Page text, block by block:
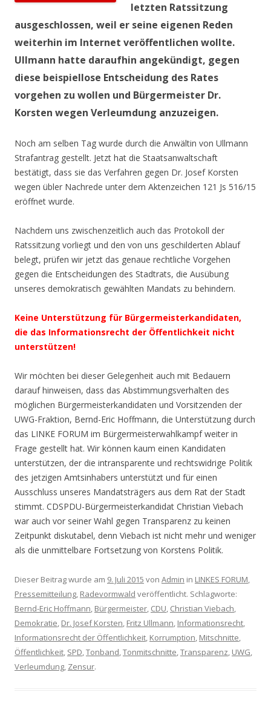
letzten Ratssitzung
ausgeschlossen, weil er seine eigenen Reden
weiterhin im Internet veröffentlichen wollte.
Ullmann hatte daraufhin angekündigt, gegen
diese beispiellose Entscheidung des Rates
vorgehen zu wollen und Bürgermeister Dr.
Korsten wegen Verleumdung anzuzeigen.
Noch am selben Tag wurde durch die Anwältin von Ullmann
Strafantrag gestellt. Jetzt hat die Staatsanwaltschaft
bestätigt, dass sie das Verfahren gegen Dr. Josef Korsten
wegen übler Nachrede unter dem Aktenzeichen 121 Js 516/15
eröffnet wurde.
Nachdem uns zwischenzeitlich auch das Protokoll der
Ratssitzung vorliegt und den von uns geschilderten Ablauf
belegt, prüfen wir jetzt das genaue rechtliche Vorgehen
gegen die Entscheidungen des Stadtrats, die Ausübung
unseres demokratisch gewählten Mandats zu behindern.
Keine Unterstützung für Bürgermeisterkandidaten,
die das Informationsrecht der Öffentlichkeit nicht
unterstützen!
Wir möchten bei dieser Gelegenheit auch mit Bedauern
darauf hinweisen, dass das Abstimmungsverhalten des
möglichen Bürgermeisterkandidaten und Vorsitzenden der
UWG-Fraktion, Bernd-Eric Hoffmann, die Unterstützung durch
das LINKE FORUM im Bürgermeisterwahlkampf weiter in
Frage gestellt hat. Wir können kaum einen Kandidaten
unterstützen, der die intransparente und rechtswidrige Politik
des jetzigen Amtsinhabers unterstützt und für einen
Ausschluss unseres Mandatsträgers aus dem Rat der Stadt
stimmt. CDSPDU-Bürgermeisterkandidat Christian Viebach
war auch vor seiner Wahl gegen Transparenz zu keinen
Zeitpunkt diskutabel, denn Viebach ist nicht mehr und weniger
als die unmittelbare Fortsetzung von Korstens Politik.
Dieser Beitrag wurde am 9. Juli 2015 von Admin in LINKES FORUM,
Pressemitteilung, Radevormwald veröffentlicht. Schlagworte:
Bernd-Eric Hoffmann, Bürgermeister, CDU, Christian Viebach,
Demokratie, Dr. Josef Korsten, Fritz Ullmann, Informationsrecht,
Informationsrecht der Öffentlichkeit, Korrumption, Mitschnitte,
Öffentlichkeit, SPD,Tonband,Tonmitschnitte,Transparenz, UWG,
Verleumdung, Zensur.